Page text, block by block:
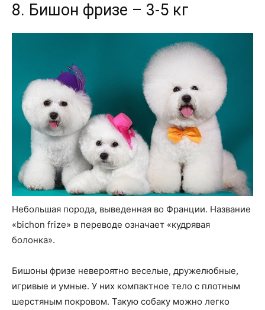
8. Бишон фризе – 3-5 кг
Небольшая порода, выведенная во Франции. Название
«bichon frize» в переводе означает «кудрявая
болонка».
Бишоны фризе невероятно веселые, дружелюбные,
игривые и умные. У них компактное тело с плотным
шерстяным покровом. Такую собаку можно легко